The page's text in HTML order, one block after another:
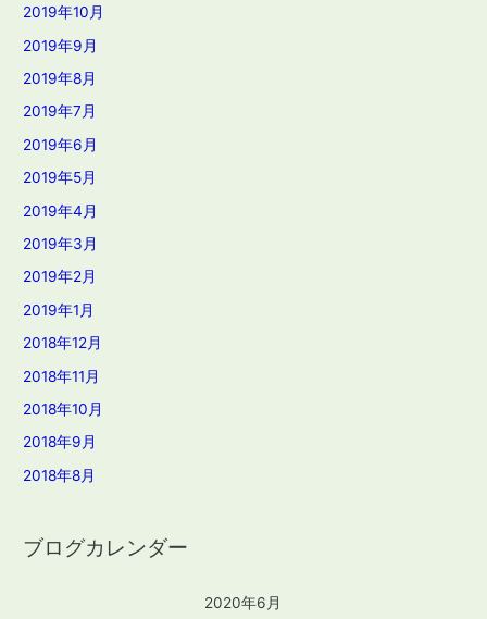
2019年10月
2019年9月
2019年8月
2019年7月
2019年6月
2019年5月
2019年4月
2019年3月
2019年2月
2019年1月
2018年12月
2018年11月
2018年10月
2018年9月
2018年8月
ブログカレンダー
2020年6月